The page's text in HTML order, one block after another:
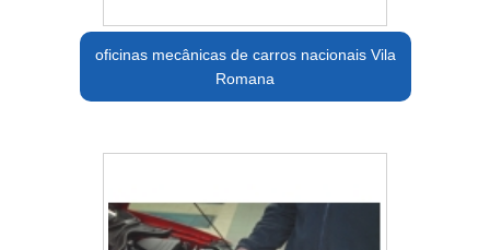
oficinas mecânicas de carros nacionais Vila
Romana